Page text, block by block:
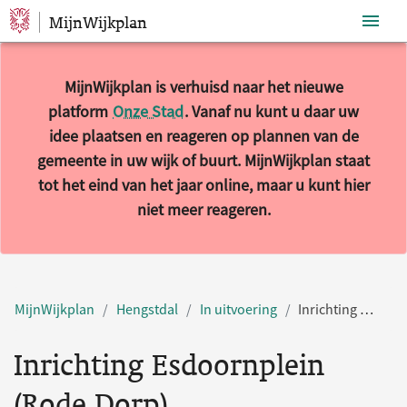
Sla navigatie over
MijnWijkplan
MijnWijkplan is verhuisd naar het nieuwe
platform Onze Stad. Vanaf nu kunt u daar uw
idee plaatsen en reageren op plannen van de
gemeente in uw wijk of buurt. MijnWijkplan staat
tot het eind van het jaar online, maar u kunt hier
niet meer reageren.
MijnWijkplan Hengstdal In uitvoering Inrichting Esdoornplein (Rode Dorp)
Inrichting Esdoornplein